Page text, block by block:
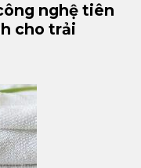
nghệ tiên
cho trải